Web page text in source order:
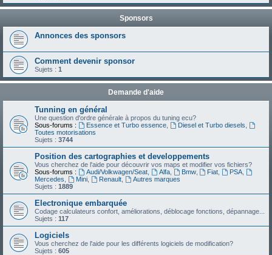
Sponsors
Annonces des sponsors
Comment devenir sponsor
Sujets : 1
Demande d'aide
Tunning en général
Une question d'ordre générale à propos du tuning ecu?
Sous-forums :
Essence et Turbo essence, Diesel et Turbo diesels
Toutes motorisations
Sujets : 3744
Position des cartographies et developpements
Vous cherchez de l'aide pour découvrir vos maps et modifier vos fichiers?
Sous-forums :
Audi/Volkwagen/Seat, Alfa, Bmw, Fiat PSA
Mercedes
Mini, Renault,
Autres marques
Sujets : 1889
Electronique embarquée
Codage calculateurs confort, améliorations, déblocage fonctions, dépannage...
Sujets : 117
Logiciels
Vous cherchez de l'aide pour les différents logiciels de modification?
Sujets : 605